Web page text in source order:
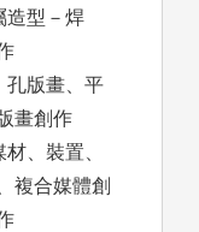
造型－焊
孔版畫、平
畫創作
、裝置、
複合媒體創